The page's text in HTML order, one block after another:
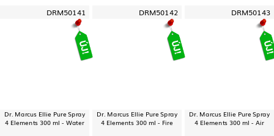
DRM50141
Dr. Marcus Ellie Pure Spray
4 Elements 300 ml - Water
DRM50142
Dr. Marcus Ellie Pure Spray
4 Elements 300 ml - Fire
DRM50143
Dr. Marcus Ellie Pure Spray
4 Elements 300 ml - Air